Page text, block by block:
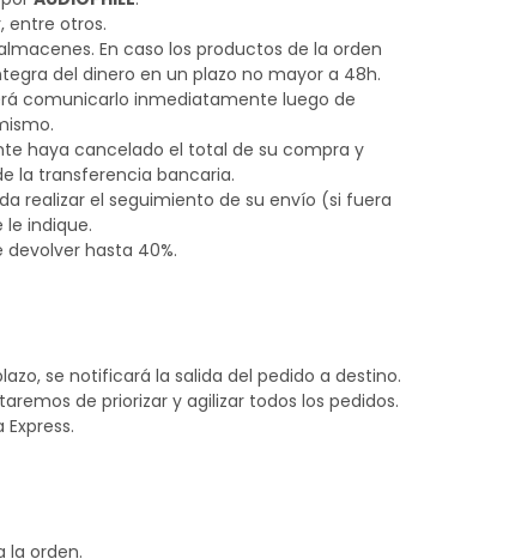
entre otros.
En caso los productos de la orden
del dinero en un plazo no mayor a 48h.
comunicarlo inmediatamente luego de
haya cancelado el total de su compra y
la transferencia bancaria.
realizar el seguimiento de su envío (si fuera
indique.
hasta 40%.
se notificará la salida del pedido a destino.
de priorizar y agilizar todos los pedidos.
la orden.